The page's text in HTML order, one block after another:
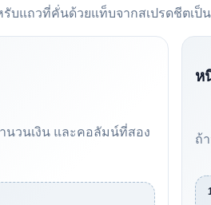
บแถวที่คั่นด้วยแท็บจากสเปรดชีตเป็
นวนเงิน และคอลัมน์ที่สอง
ห
ถ้